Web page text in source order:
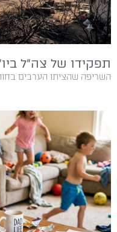
תפקידו של צה"ל
השריפה שהציתו הערבים